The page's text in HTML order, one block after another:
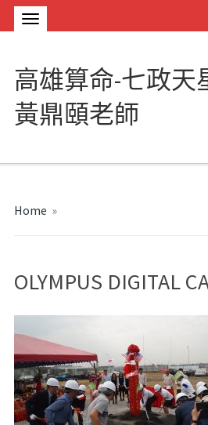
高雄算命-七政天
黃鼎頤老師
Home »
OLYMPUS DIGITAL